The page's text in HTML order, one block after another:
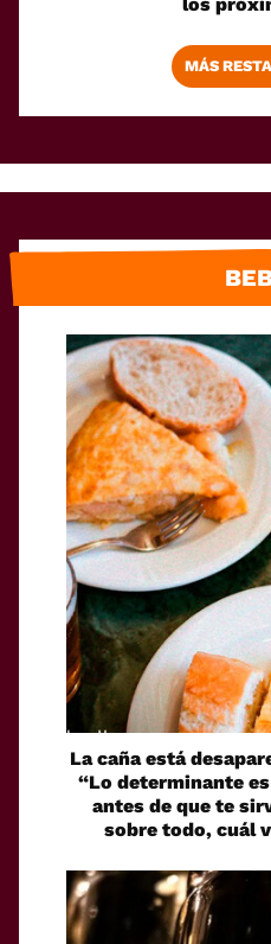
MÁS
La caña está
“Lo determinante
antes de que te
sobre todo, cuál